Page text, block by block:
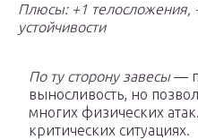
Плюсы: +1 телосложения,
устойчивости
По ту сторону завесы—
выносливость, но
многих физических
критических ситуациях.